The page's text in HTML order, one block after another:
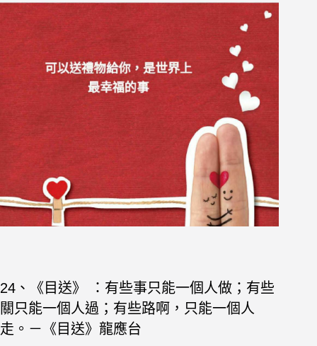
24、《目送》 ：有些事只能一個人做；有些
關只能一個人過；有些路啊，只能一個人
走。－《目送》龍應台